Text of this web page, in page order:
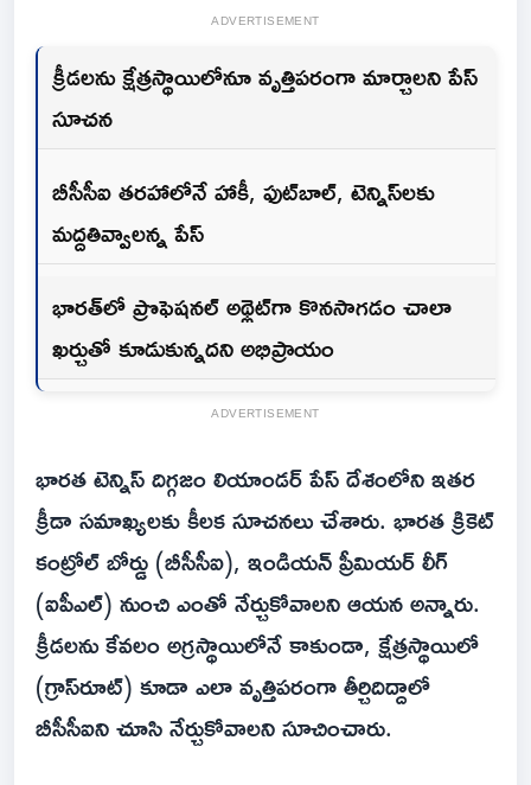
ADVERTISEMENT
క్రీడలను క్షేత్రస్థాయిలోనూ వృత్తిపరంగా మార్చాలని పేస్
సూచన
బీసీసీఐ తరహాలోనే హాకీ, ఫుట్‌బాల్, టెన్నిస్‌లకు
మద్దతివ్వాలన్న పేస్
భారత్‌లో ప్రొఫెషనల్ అథ్లెట్‌గా కొనసాగడం చాలా
ఖర్చుతో కూడుకున్నదని అభిప్రాయం
ADVERTISEMENT
భారత టెన్నిస్ దిగ్గజం లియాండర్ పేస్ దేశంలోని ఇతర
క్రీడా సమాఖ్యలకు కీలక సూచనలు చేశారు. భారత క్రికెట్
కంట్రోల్ బోర్డు (బీసీసీఐ), ఇండియన్ ప్రీమియర్ లీగ్
(ఐపీఎల్) నుంచి ఎంతో నేర్చుకోవాలని ఆయన అన్నారు.
క్రీడలను కేవలం అగ్రస్థాయిలోనే కాకుండా, క్షేత్రస్థాయిలో
(గ్రాస్‌రూట్) కూడా ఎలా వృత్తిపరంగా తీర్చిదిద్దాలో
బీసీసీఐని చూసి నేర్చుకోవాలని సూచించారు.